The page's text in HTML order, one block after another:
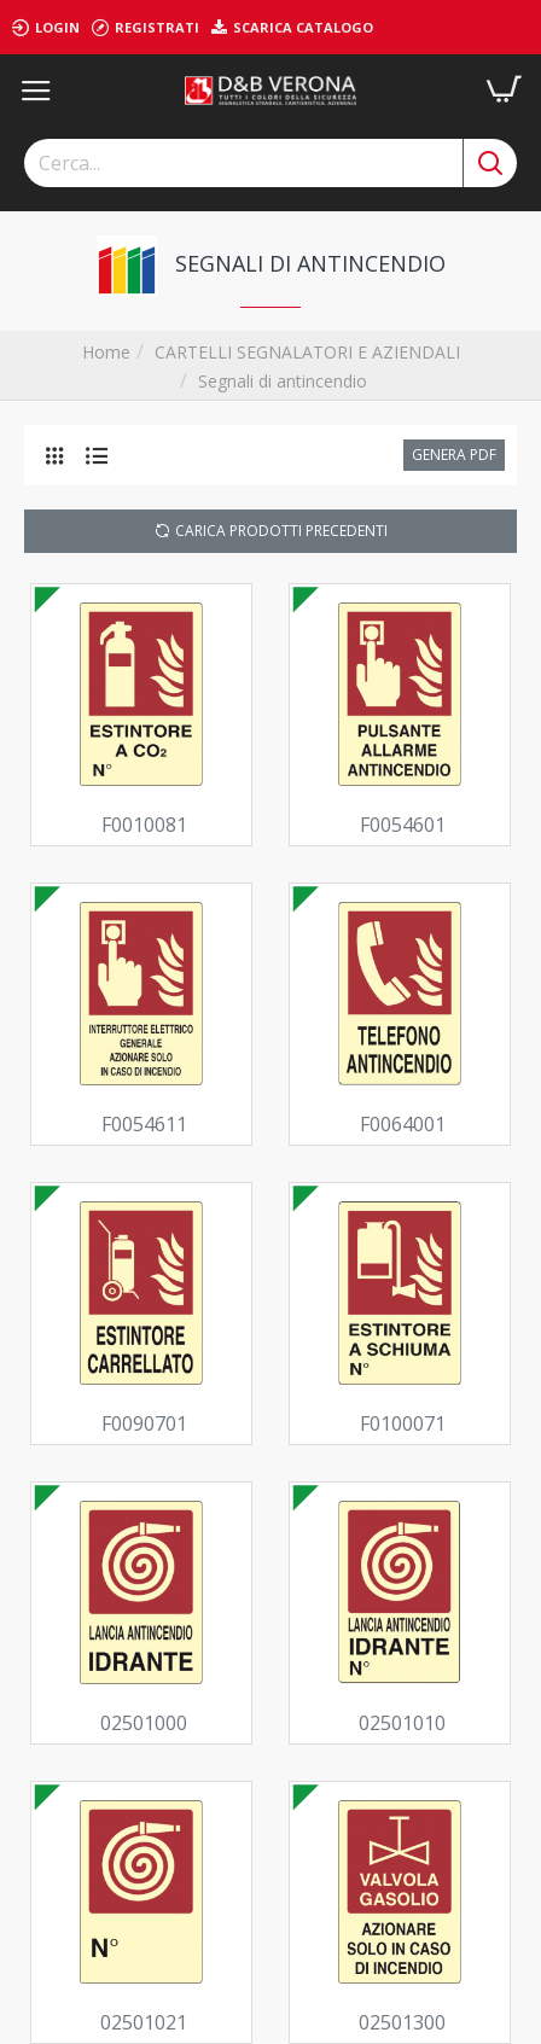
LOGIN REGISTRATI SCARICA CATALOGO
Home
CARTELLI SEGNALATORI E AZIENDALI
Segnali di antincendio
SEGNALI DI ANTINCENDIO
GENERA PDF
CARICA PRODOTTI PRECEDENTI
F0010081 F0054601
F0054611 F0064001
F0090701 F0100071
02501000 02501010
02501021 02501300